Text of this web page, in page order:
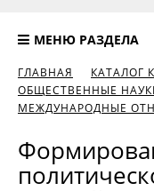
МЕНЮ РАЗДЕЛА
ГЛАВНАЯ КАТАЛОГ
ОБЩЕСТВЕННЫЕ
МЕЖДУНАРОДНЫЕ